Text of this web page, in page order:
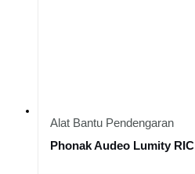
Alat Bantu Pendengaran
Phonak Audeo Lumity RIC